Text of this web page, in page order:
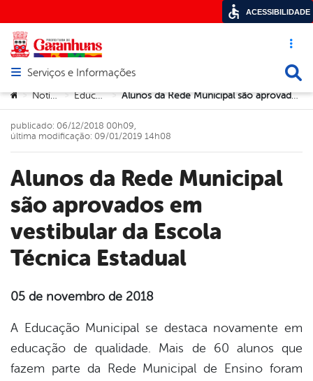
Acesso
Abrir menu principal de navegação
Serviços e Informações
Você está aqui:
> Notícias > Educação > Alunos da Rede Municipal são aprovados em vestibular da Escola Técnica Estadual
Alunos da Rede Municipal
são aprovados em
vestibular da Escola
Técnica Estadual
publicado: 06/12/2018 00h09,
última modificação: 09/01/2019 14h08
05 de novembro de 2018
A Educação Municipal se destaca novamente em
educação de qualidade. Mais de 60 alunos que
fazem parte da Rede Municipal de Ensino foram
ACESSIBILIDADE